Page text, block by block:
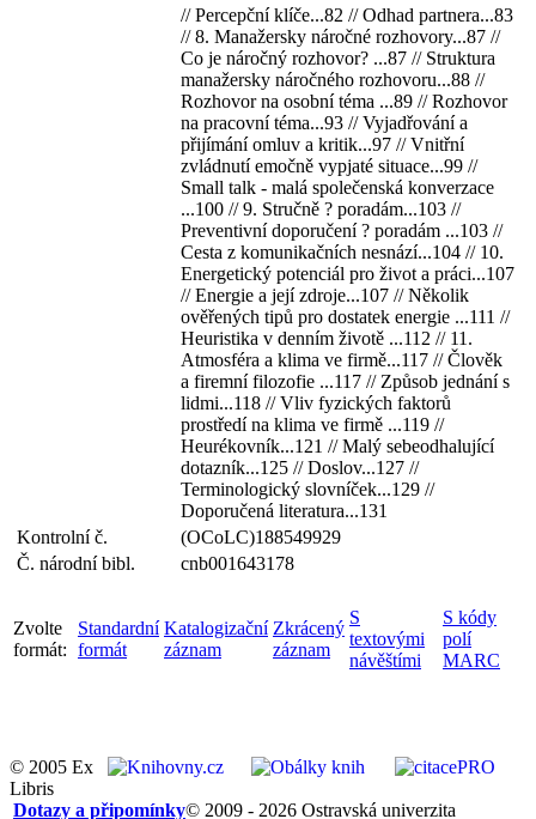
// Percepční klíče...82 // Odhad partnera...83
// 8. Manažersky náročné rozhovory...87 //
Co je náročný rozhovor? ...87 // Struktura
manažersky náročného rozhovoru...88 //
Rozhovor na osobní téma ...89 // Rozhovor
na pracovní téma...93 // Vyjadřování a
přijímání omluv a kritik...97 // Vnitřní
zvládnutí emočně vypjaté situace...99 //
Small talk - malá společenská konverzace
...100 // 9. Stručně ? poradám...103 //
Preventivní doporučení ? poradám ...103 //
Cesta z komunikačních nesnází...104 // 10.
Energetický potenciál pro život a práci...107
// Energie a její zdroje...107 // Několik
ověřených tipů pro dostatek energie ...111 //
Heuristika v denním životě ...112 // 11.
Atmosféra a klima ve firmě...117 // Člověk
a firemní filozofie ...117 // Způsob jednání s
lidmi...118 // Vliv fyzických faktorů
prostředí na klima ve firmě ...119 //
Heurékovník...121 // Malý sebeodhalující
dotazník...125 // Doslov...127 //
Terminologický slovníček...129 //
Doporučená literatura...131
Kontrolní č.
(OCoLC)188549929
Č. národní bibl.
cnb001643178
Zvolte
formát:
Standardní
formát
Katalogizační
záznam
Zkrácený
záznam
S
textovými
návěštími
S kódy
polí
MARC
© 2005 Ex
Libris
© 2009 - 2026 Ostravská univerzita
Dotazy a připomínky